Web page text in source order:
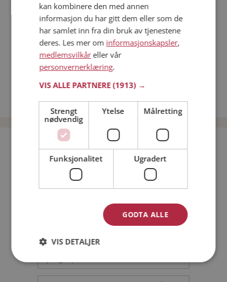
Dating på mobilen
Dating på Møteplassen
Nettdatingtips
Match Making på Møteplassen
Single synes
Date kvinner i Norge
Date menn i Norge
Bli medlem gratis!
Kvinne
kan kombinere den med annen
informasjon du har gitt dem eller som de
har samlet inn fra din bruk av tjenestene
deres. Les mer om informasjonskapsler,
medlemsvilkåreller vår
personvernerklæring.
VIS ALLE PARTNERE(1913) →
Strengt
nødvendig
Ytelse Målretting
Funksjonalitet Ugradert
GODTA ALLE
VIS DETALJER